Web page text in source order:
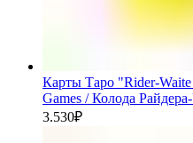
Карты Таро "Rider-
Games / Колода
3.530₽